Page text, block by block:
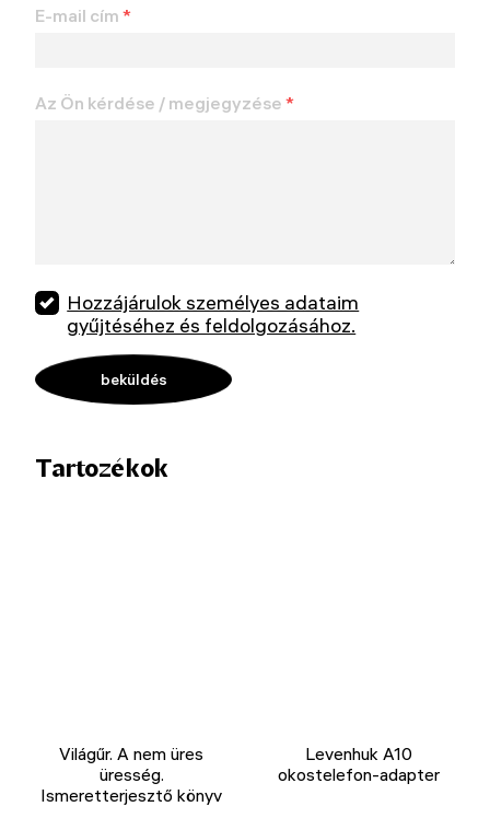
E-mail cím *
Az Ön kérdése / megjegyzése *
Hozzájárulok személyes adataim
gyűjtéséhez és feldolgozásához.
Tartozékok
Világűr. A nem üres
üresség.
Ismeretterjesztő könyv
Levenhuk A10
okostelefon-adapter